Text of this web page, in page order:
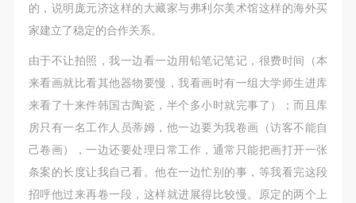
的，说明庞元济这样的大藏家与弗利尔美术馆这样的海外买
家建立了稳定的合作关系。
由于不让拍照，我一边看一边用铅笔记笔记，很费时间（本
来看画就比看其他器物要慢，我看画时有一组大学师生进库
来看了十来件韩国古陶瓷，半个多小时就完事了）；而且库
房只有一名工作人员蒂姆，他一边要为我卷画（访客不能自
己卷画），一边还要处理日常工作，通常只能把画打开一张
条案的长度让我自己看。他在一边忙别的事，等我看完这段
招呼他过来再卷一段，这样就进展得比较慢。原定的两个上